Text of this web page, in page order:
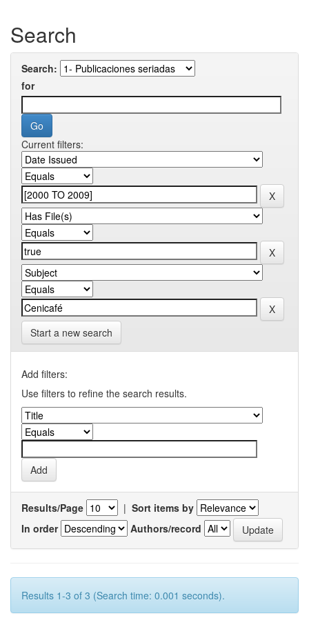
Search
Search:
for
Current filters:
Start a new search
Add filters:
Use filters to refine the search results.
Results/Page | Sort items by
In order
Authors/record
Results 1-3 of 3 (Search time: 0.001 seconds).